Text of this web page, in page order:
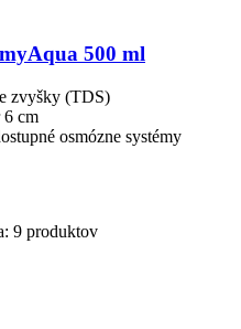
500 ml
zvyšky (TDS)
6 cm
osmózne systémy
9 produktov